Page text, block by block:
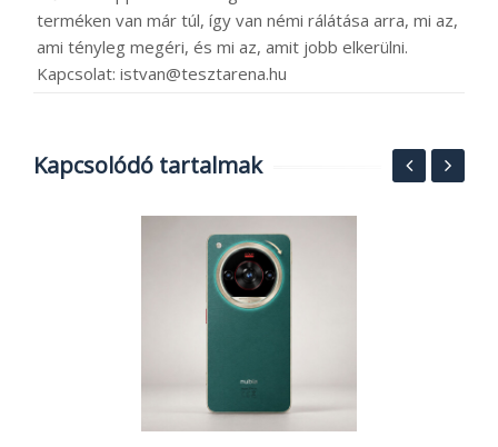
terméken van már túl, így van némi rálátása arra, mi az,
ami tényleg megéri, és mi az, amit jobb elkerülni.
Kapcsolat: istvan@tesztarena.hu
Kapcsolódó tartalmak